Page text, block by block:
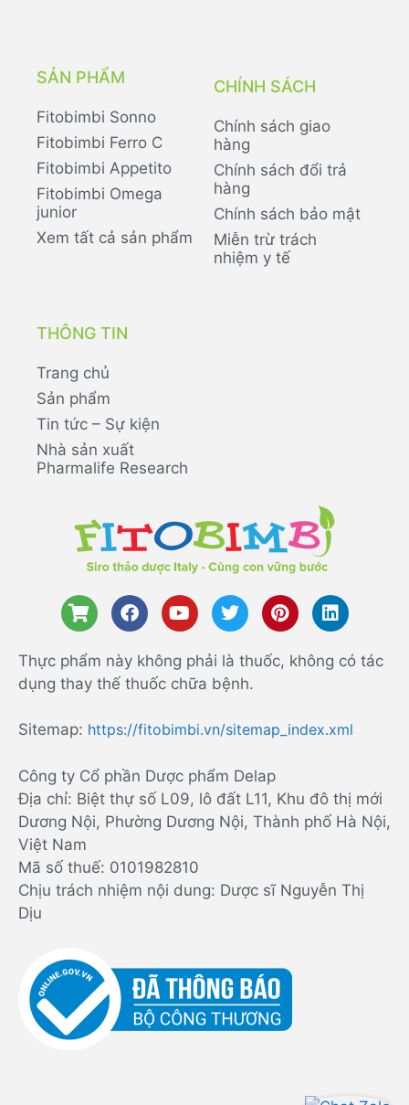
SẢN PHẨM
Fitobimbi Sonno
Fitobimbi Ferro C
Fitobimbi Appetito
Fitobimbi Omega
junior
Xem tất cả sản phẩm
CHÍNH SÁCH
Chính sách giao
hàng
Chính sách đổi trả
hàng
Chính sách bảo mật
Miễn trừ trách
nhiệm y tế
THÔNG TIN
Trang chủ
Sản phẩm
Tin tức – Sự kiện
Nhà sản xuất
Pharmalife Research
Thực phẩm này không phải là thuốc, không có tác
dụng thay thế thuốc chữa bệnh.
Sitemap: https://fitobimbi.vn/sitemap_index.xml
Công ty Cổ phần Dược phẩm Delap
Địa chỉ: Biệt thự số L09, lô đất L11, Khu đô thị mới
Dương Nội, Phường Dương Nội, Thành phố Hà Nội,
Việt Nam
Mã số thuế: 0101982810
Chịu trách nhiệm nội dung: Dược sĩ Nguyễn Thị
Dịu